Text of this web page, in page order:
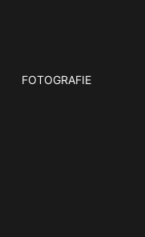
FOTOGRAFIE